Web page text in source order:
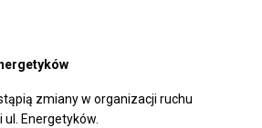
zmiany w organizacji ruchu
Energetyków.